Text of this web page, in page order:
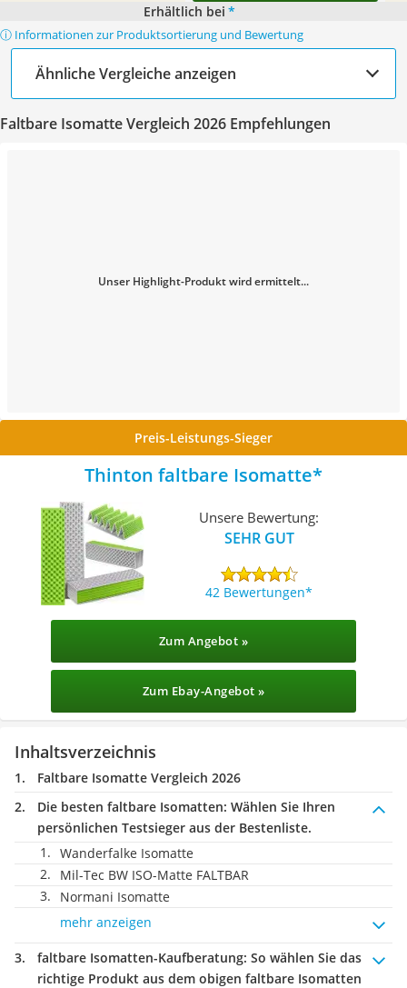
Erhältlich bei *
ⓘ Informationen zur Produktsortierung und Bewertung
Ähnliche Vergleiche anzeigen
Faltbare Isomatte Vergleich 2026 Empfehlungen
Unser Highlight-Produkt wird ermittelt...
Preis-Leistungs-Sieger
Thinton faltbare Isomatte
Unsere Bewertung:
SEHR GUT
42 Bewertungen
Zum Angebot »
Zum Ebay-Angebot »
Inhaltsverzeichnis
Faltbare Isomatte Vergleich 2026
Die besten faltbare Isomatten: Wählen Sie Ihren
persönlichen Testsieger aus der Bestenliste.
Wanderfalke Isomatte
Mil-Tec BW ISO-Matte FALTBAR
Normani Isomatte
mehr anzeigen
faltbare Isomatten-Kaufberatung: So wählen Sie das
richtige Produkt aus dem obigen faltbare Isomatten